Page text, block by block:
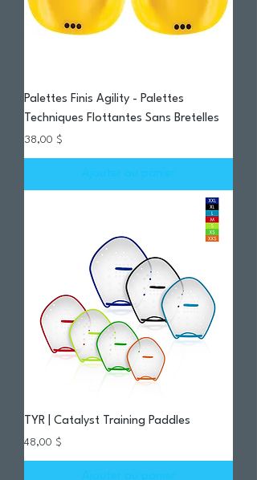
Palettes Finis Agility - Palettes
Techniques Flottantes Sans Bretelles
Prix
38,00 $
TYR | Catalyst Training Paddles
Prix
48,00 $